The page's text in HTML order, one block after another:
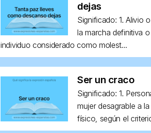
dejas
Significado: 1. Alivio
la marcha definitiva
individuo considerado como molest...
Ser un craco
Significado: 1.
mujer desagrable a
físico, según el